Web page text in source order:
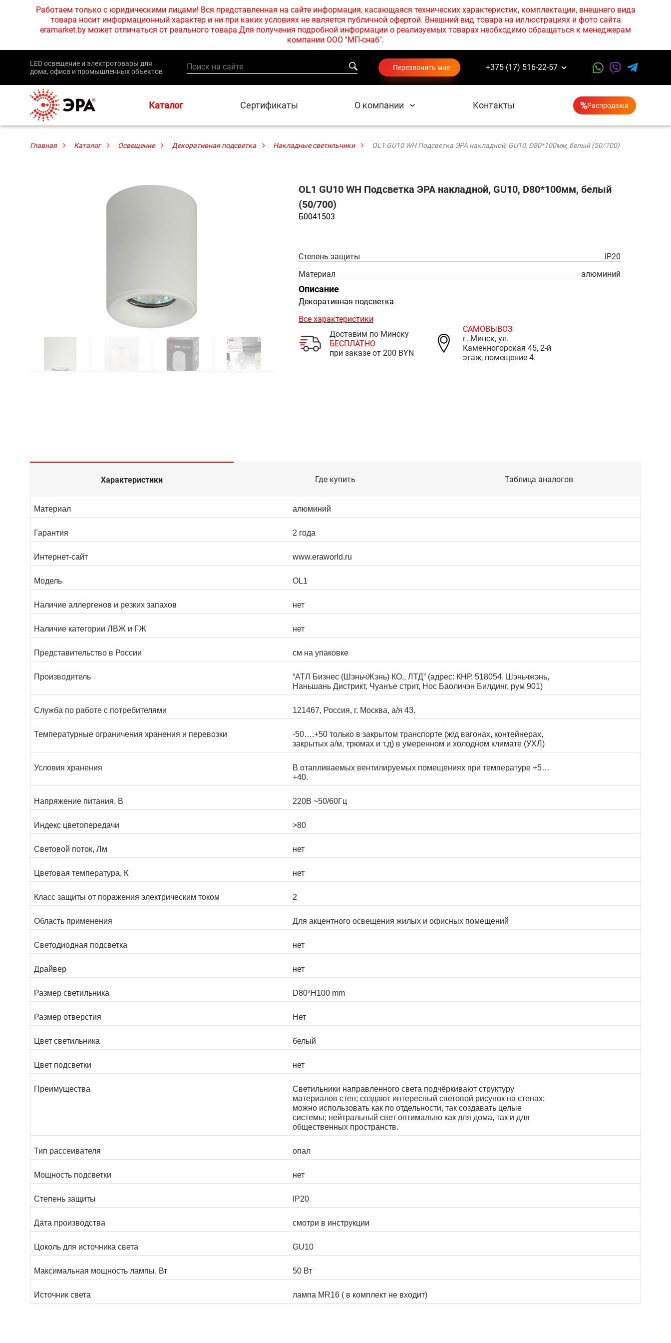
Работаем только с юридическими лицами! Вся представленная на сайте информация, касающаяся технических характеристик, комплектации, внешнего вида
товара носит информационный характер и ни при каких условиях не является публичной офертой. Внешний вид товара на иллюстрациях и фото сайта
eramarket.by может отличаться от реального товара.Для получения подробной информации о реализуемых товарах необходимо обращаться к менеджерам
компании ООО "МП-снаб".
LED освещение и электротовары для
дома, офиса и промышленных объектов
Перезвонить мне +375 (17) 516-22-57
Каталог Сертификаты О компании Контакты Распродажа
Главная Каталог Освещение Декоративная подсветка Накладные светильники OL1 GU10 WH Подсветка ЭРА накладной, GU10, D80*100мм, белый (50/700)
OL1 GU10 WH Подсветка ЭРА накладной, GU10, D80*100мм, белый
(50/700)
Б0041503
Степень защиты
IP20
Материал
алюминий
Описание
Декоративная подсветка
Все характеристики
Доставим по Минску
БЕСПЛАТНО
при заказе от 200 BYN
САМОВЫВОЗ
г. Минск, ул.
Каменногорская 45, 2-й
этаж, помещение 4.
Характеристики Где купить Таблица аналогов
Материал алюминий
Гарантия 2 года
Интернет-сайт www.eraworld.ru
Модель OL1
Наличие аллергенов и резких запахов нет
Наличие категории ЛВЖ и ГЖ нет
Представительство в России см на упаковке
Производитель
“АТЛ Бизнес (ШэньчЖэнь) КО., ЛТД” (адрес: КНР, 518054, Шэньчжэнь,
Наньшань Дистрикт, Чуанъе стрит, Нос Баоличэн Билдинг, рум 901)
Служба по работе с потребителями 121467, Россия, г. Москва, а/я 43.
Температурные ограничения хранения и перевозки
-50….+50 только в закрытом транспорте (ж/д вагонах, контейнерах,
закрытых а/м, трюмах и т.д) в умеренном и холодном климате (УХЛ)
Условия хранения
В отапливаемых вентилируемых помещениях при температуре +5…
+40.
Напряжение питания, В 220В ~50/60Гц
Индекс цветопередачи >80
Световой поток, Лм нет
Цветовая температура, К нет
Класс защиты от поражения электрическим током 2
Область применения Для акцентного освещения жилых и офисных помещений
Светодиодная подсветка нет
Драйвер нет
Размер светильника D80*H100 mm
Размер отверстия Нет
Цвет светильника белый
Цвет подсветки нет
Преимущества
Светильники направленного света подчёркивают структуру
материалов стен; создают интересный световой рисунок на стенах;
можно использовать как по отдельности, так создавать целые
системы; нейтральный свет оптимально как для дома, так и для
общественных пространств.
Тип рассеивателя опал
Мощность подсветки нет
Степень защиты IP20
Дата производства смотри в инструкции
Цоколь для источника света GU10
Максимальная мощность лампы, Вт 50 Вт
Источник света лампа MR16 ( в комплект не входит)